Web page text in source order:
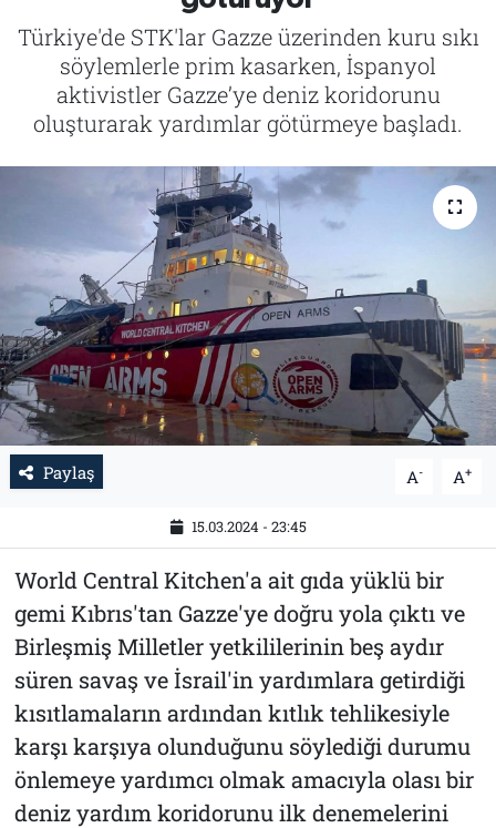
Türkiye'de STK'lar Gazze üzerinden kuru sıkı
söylemlerle prim kasarken, İspanyol
aktivistler Gazze’ye deniz koridorunu
oluşturarak yardımlar götürmeye başladı.
Paylaş A- A+
15.03.2024 - 23:45
World Central Kitchen'a ait gıda yüklü bir
gemi Kıbrıs'tan Gazze'ye doğru yola çıktı ve
Birleşmiş Milletler yetkililerinin beş aydır
süren savaş ve İsrail'in yardımlara getirdiği
kısıtlamaların ardından kıtlık tehlikesiyle
karşı karşıya olunduğunu söylediği durumu
önlemeye yardımcı olmak amacıyla olası bir
deniz yardım koridorunu ilk denemelerini
Tarih
İletişim
Künye